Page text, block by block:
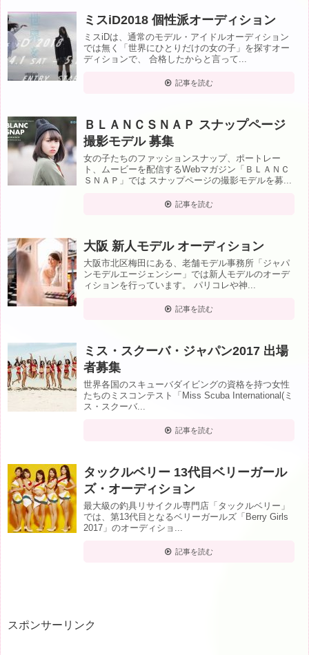
ミスiD2018 個性派オーディション
ミスiDは、通常のモデル・アイドルオーディション
では無く「世界にひとりだけの女の子」を探すオー
ディションで、 合格したからと言って...
記事を読む
ＢＬＡＮＣＳＮＡＰ スナップページ
撮影モデル 募集
女の子たちのファッションスナップ、ポートレー
ト、ムービーを配信するWebマガジン「ＢＬＡＮＣ
ＳＮＡＰ」では スナップページの撮影モデルを募...
記事を読む
大阪 新人モデル オーディション
大阪市北区梅田にある、老舗モデル事務所「ジャパ
ンモデルエージェンシー」では新人モデルのオーデ
ィションを行っています。 パリコレや神...
記事を読む
ミス・スクーバ・ジャパン2017 出場
者募集
世界各国のスキューバダイビングの資格を持つ女性
たちのミスコンテスト「Miss Scuba International(ミ
ス・スクーバ...
記事を読む
タックルベリー 13代目ベリーガール
ズ・オーディション
最大級の釣具リサイクル専門店「タックルベリー」
では、第13代目となるベリーガールズ「Berry Girls
2017」のオーディショ...
記事を読む
スポンサーリンク